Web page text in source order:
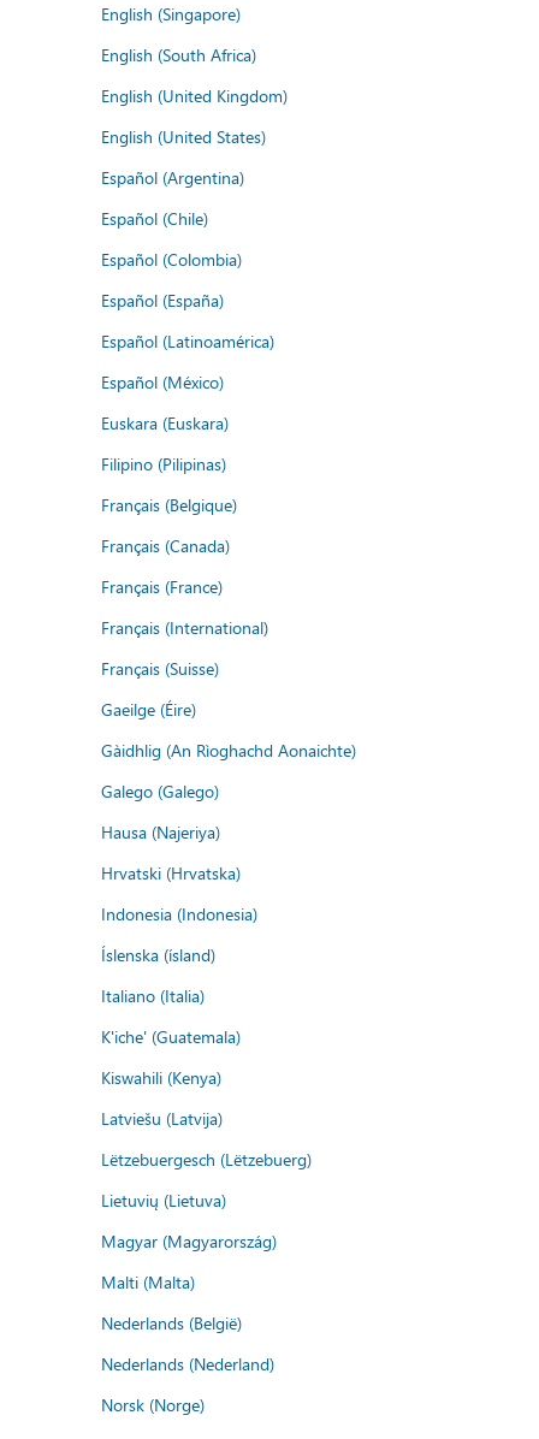
English (Singapore)
English (South Africa)
English (United Kingdom)
English (United States)
Español (Argentina)
Español (Chile)
Español (Colombia)
Español (España)
Español (Latinoamérica)
Español (México)
Euskara (Euskara)
Filipino (Pilipinas)
Français (Belgique)
Français (Canada)
Français (France)
Français (International)
Français (Suisse)
Gaeilge (Éire)
Gàidhlig (An Rìoghachd Aonaichte)
Galego (Galego)
Hausa (Najeriya)
Hrvatski (Hrvatska)
Indonesia (Indonesia)
Íslenska (ísland)
Italiano (Italia)
K'iche' (Guatemala)
Kiswahili (Kenya)
Latviešu (Latvija)
Lëtzebuergesch (Lëtzebuerg)
Lietuvių (Lietuva)
Magyar (Magyarország)
Malti (Malta)
Nederlands (België)
Nederlands (Nederland)
Norsk (Norge)